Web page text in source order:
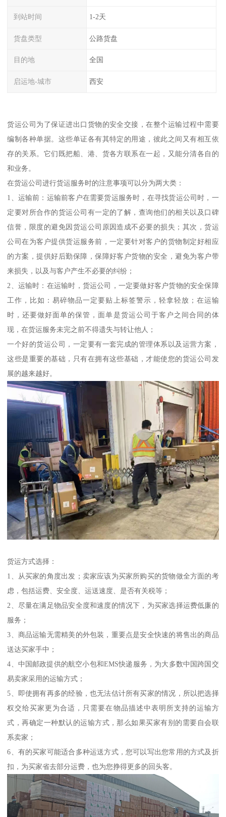
到站时间 1-2天
货盘类型 公路货盘
目的地 全国
启运地-城市 西安
货运公司为了保证进出口货物的安全交接，在整个运输过程中需要
编制各种单据。这些单证各有其特定的用途，彼此之间又有相互依
存的关系。它们既把船、港、货各方联系在一起，又能分清各自的
和业务。
在货运公司进行货运服务时的注意事项可以分为两大类：
1、运输前：运输前客户在需要货运服务时，在寻找货运公司时，一
定要对所合作的货运公司有一定的了解，查询他们的相关以及口碑
信誉，限度的避免因货运公司原因造成不必要的损失；其次，货运
公司在为客户提供货运服务前，一定要针对客户的货物制定好相应
的方案，提供好后勤保障，保障好客户货物的安全，避免为客户带
来损失，以及与客户产生不必要的纠纷；
2、运输时：在运输时，货运公司，一定要做好客户货物的安全保障
工作，比如：易碎物品一定要贴上标签警示，轻拿轻放；在运输
时，还要做好面单的保管，面单是货运公司于客户之间合同的体
现，在货运服务未完之前不得遗失与转让他人；
一个好的货运公司，一定要有一套完成的管理体系以及运营方案，
这些是重要的基础，只有在拥有这些基础，才能使您的货运公司发
展的越来越好。
货运方式选择：
1、从买家的角度出发；卖家应该为买家所购买的货物做全方面的考
虑，包括运费、安全度、运送速度、是否有关税等；
2、尽量在满足物品安全度和速度的情况下，为买家选择运费低廉的
服务；
3、商品运输无需精美的外包装，重要点是安全快速的将售出的商品
送达买家手中；
4、中国邮政提供的航空小包和EMS快递服务，为大多数中国跨国交
易卖家采用的运输方式；
5、即使拥有再多的经验，也无法估计所有买家的情况，所以把选择
权交给买家更为合适，只需要在物品描述中表明所支持的运输方
式，再确定一种默认的运输方式，那么如果买家有别的需要自会联
系卖家；
6、有的买家可能适合多种运送方式，您可以写出您常用的方式及折
扣，为买家省去部分运费，也为您挣得更多的回头客。